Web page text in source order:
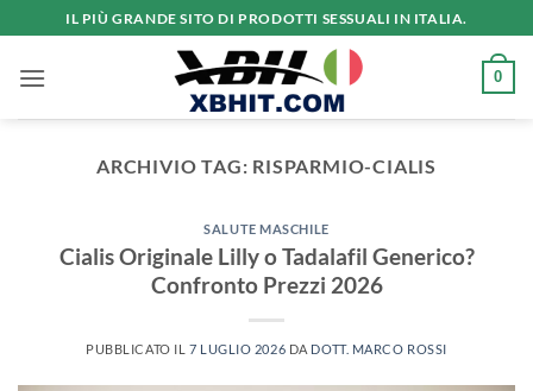
ai
contenuti
IL PIÙ GRANDE SITO DI PRODOTTI SESSUALI IN ITALIA.
0
ARCHIVIO TAG: RISPARMIO-CIALIS
SALUTE MASCHILE
Cialis Originale Lilly o Tadalafil Generico?
Confronto Prezzi 2026
PUBBLICATO IL 7 LUGLIO 2026 DA DOTT. MARCO ROSSI